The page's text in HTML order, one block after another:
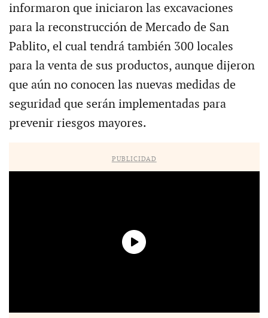
informaron que iniciaron las excavaciones
para la reconstrucción de Mercado de San
Pablito, el cual tendrá también 300 locales
para la venta de sus productos, aunque dijeron
que aún no conocen las nuevas medidas de
seguridad que serán implementadas para
prevenir riesgos mayores.
PUBLICIDAD